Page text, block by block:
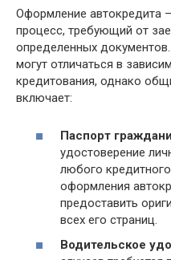
Оформление автокредита
процесс, требующий от
определенных
могут отличаться в
кредитования, однако
включает:
Паспорт
удостоверение
любого
оформления
предоставить
всех его страниц.
Водительское